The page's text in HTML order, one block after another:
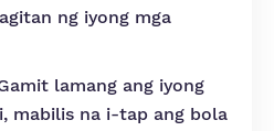
ng iyong mga
lamang ang iyong
mabilis na i-tap ang bola